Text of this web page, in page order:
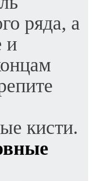
ряда, а
и
кисти.